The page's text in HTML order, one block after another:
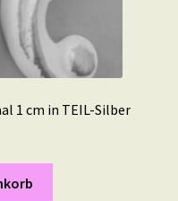
1 cm in TEIL-Silber